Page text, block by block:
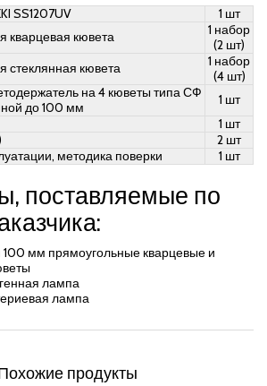
SS1207UV
1 шт
кварцевая кювета
1 набор
(2 шт)
стеклянная кювета
1 набор
(4 шт)
на 4 кюветы типа СФ
до 100 мм
1 шт
1 шт
2 шт
методика поверки
1 шт
поставляемые по
100 мм прямоугольные кварцевые и
лампа
лампа
продукты